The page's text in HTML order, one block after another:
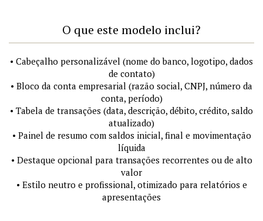
O que este modelo inclui?
• Cabeçalho personalizável (nome do banco, logotipo, dados
de contato)
• Bloco da conta empresarial (razão social, CNPJ, número da
conta, período)
• Tabela de transações (data, descrição, débito, crédito, saldo
atualizado)
• Painel de resumo com saldos inicial, final e movimentação
líquida
• Destaque opcional para transações recorrentes ou de alto
valor
• Estilo neutro e profissional, otimizado para relatórios e
apresentações